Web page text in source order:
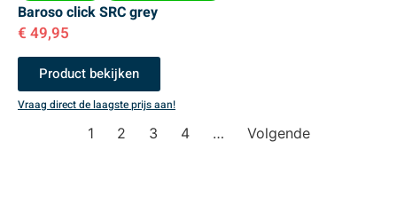
Baroso click SRC grey
€ 49,95
Product bekijken
Vraag direct de laagste prijs aan!
1 2 3 4 … Volgende